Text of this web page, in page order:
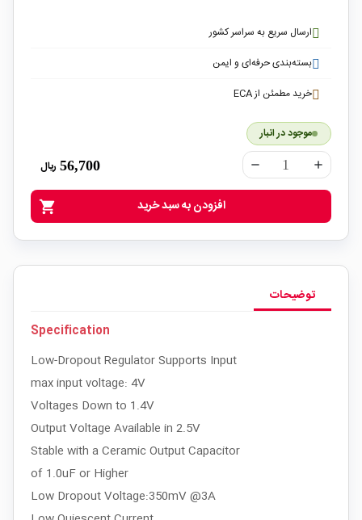
ارسال سریع به سراسر کشور
بسته‌بندی حرفه‌ای و ایمن
خرید مطمئن از ECA
موجود در انبار
remove add
56,700 ریال
shopping_cart افزودن به سبد خرید
توضیحات
Specification
Low-Dropout Regulator Supports Input
max input voltage: 4V
Voltages Down to 1.4V
Output Voltage Available in 2.5V
Stable with a Ceramic Output Capacitor
of 1.0uF or Higher
Low Dropout Voltage:350mV @3A